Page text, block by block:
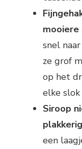
mooiere
snel
ze grof
op het
elke
Siroop
plakkerig
een